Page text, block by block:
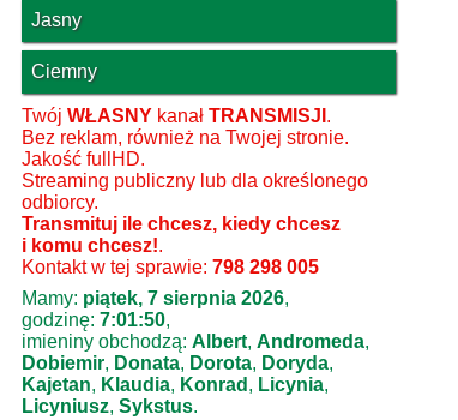
Jasny
Ciemny
Twój WŁASNY kanał TRANSMISJI .
Bez reklam, również na Twojej stronie.
Jakość fullHD.
Streaming publiczny lub dla określonego
odbiorcy.
Transmituj ile chcesz, kiedy chcesz
i komu chcesz!.
Kontakt w tej sprawie: 798 298 005
Mamy: piątek, 7 sierpnia 2026,
godzinę: 7:01:50,
imieniny obchodzą: Albert, Andromeda,
Dobiemir, Donata, Dorota, Doryda,
Kajetan, Klaudia, Konrad , Licynia,
Licyniusz, Sykstus.